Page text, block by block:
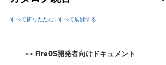
すべて折りたたむ すべて展開する
<< Fire OS開発者向けドキュメント